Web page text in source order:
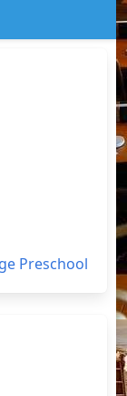
Preschool